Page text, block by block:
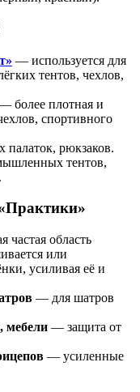
— используется для
тентов, чехлов,
более плотная и
спортивного
палаток, рюкзаков.
тентов,
частая область
или
усиливая её и
— для шатров
мебели — защита от
— усиленные